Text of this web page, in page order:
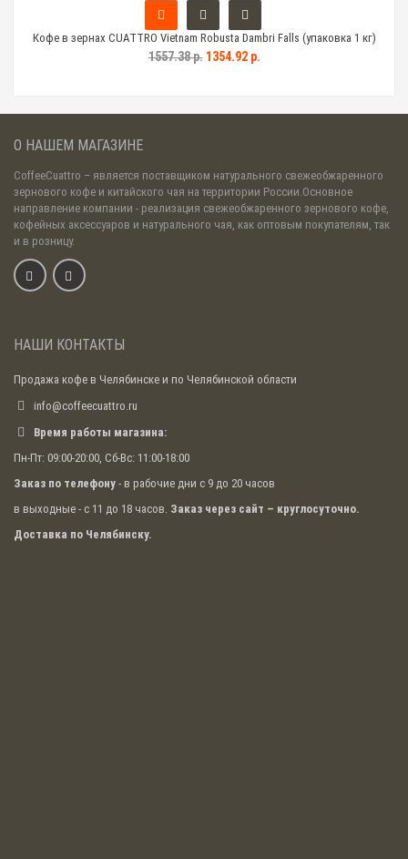
Кофе в зернах CUATTRO Vietnam Robusta Dambri Falls (упаковка 1 кг)
1557.38 р.1354.92 р.
О НАШЕМ МАГАЗИНЕ
CoffeeCuattro – является поставщиком натурального свежеобжаренного
зернового кофе и китайского чая на территории России.Основное
направление компании - реализация свежеобжаренного зернового кофе,
кофейных аксессуаров и натурального чая, как оптовым покупателям, так
и в розницу.
НАШИ КОНТАКТЫ
Продажа кофе в Челябинске и по Челябинской области
info@coffeecuattro.ru
Время работы магазина:
Пн-Пт: 09:00-20:00, Сб-Вс: 11:00-18:00
Заказ по телефону - в рабочие дни с 9 до 20 часов
в выходные - с 11 до 18 часов. Заказ через сайт – круглосуточно.
Доставка по Челябинску.